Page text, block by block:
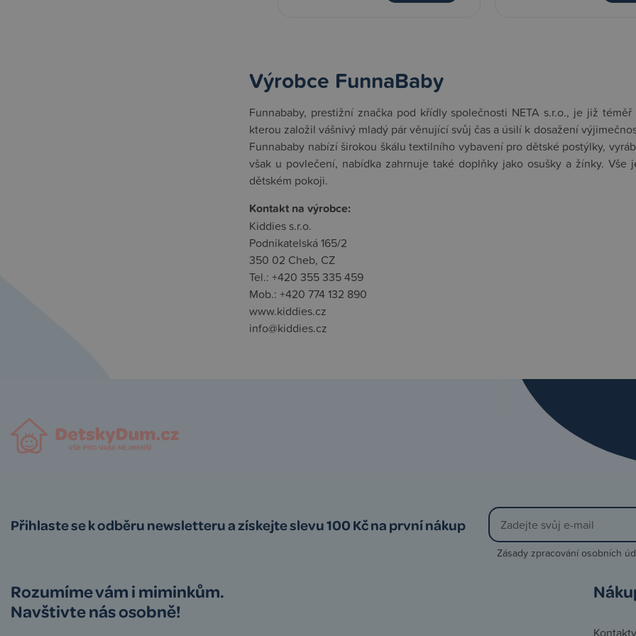
Výrobce FunnaBaby
Funnababy, prestižní značka pod křídly společnosti NETA s.r.o., je již
kterou založil vášnivý mladý pár věnující svůj čas a úsilí k dosažení
Funnababy nabízí širokou škálu textilního vybavení pro dětské postýlky,
však u povlečení, nabídka zahrnuje také doplňky jako osušky a žínky.
dětském pokoji.
Kontakt na výrobce:
Kiddies s.r.o.
Podnikatelská 165/2
350 02 Cheb, CZ
Tel.: +420 355 335 459
Mob.: +420 774 132 890
www.kiddies.cz
info@kiddies.cz
Přihlaste se k odběru newsletteru a získejte slevu 100 Kč na první nákup
Zásady zpracování osobních
Rozumíme vám i miminkům.
Navštivte nás osobně!
Kontakty